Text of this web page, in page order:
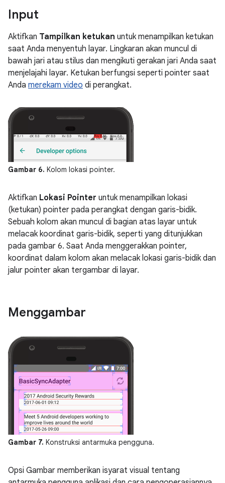
Input
Aktifkan Tampilkan ketukan untuk menampilkan ketukan
saat Anda menyentuh layar. Lingkaran akan muncul di
bawah jari atau stilus dan mengikuti gerakan jari Anda saat
menjelajahi layar. Ketukan berfungsi seperti pointer saat
Anda merekam video di perangkat.
Gambar 6. Kolom lokasi pointer.
Aktifkan Lokasi Pointer untuk menampilkan lokasi
(ketukan) pointer pada perangkat dengan garis-bidik.
Sebuah kolom akan muncul di bagian atas layar untuk
melacak koordinat garis-bidik, seperti yang ditunjukkan
pada gambar 6. Saat Anda menggerakkan pointer,
koordinat dalam kolom akan melacak lokasi garis-bidik dan
jalur pointer akan tergambar di layar.
Menggambar
Gambar 7. Konstruksi antarmuka pengguna.
Opsi Gambar memberikan isyarat visual tentang